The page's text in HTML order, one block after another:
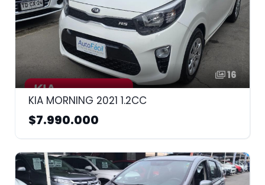
16
KIA MORNING 2021 1.2CC
$7.990.000